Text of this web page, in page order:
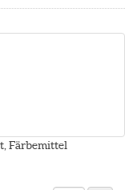
Färbemittel